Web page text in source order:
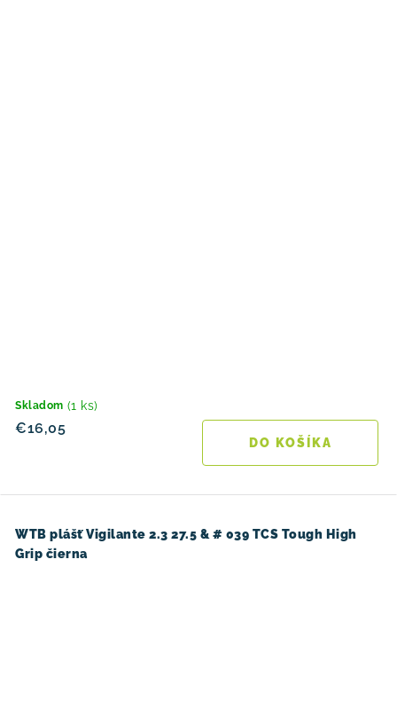
Skladom (1 ks)
€16,05
DO KOŠÍKA
WTB plášť Vigilante 2.3 27.5 & # 039 TCS Tough High
Grip čierna